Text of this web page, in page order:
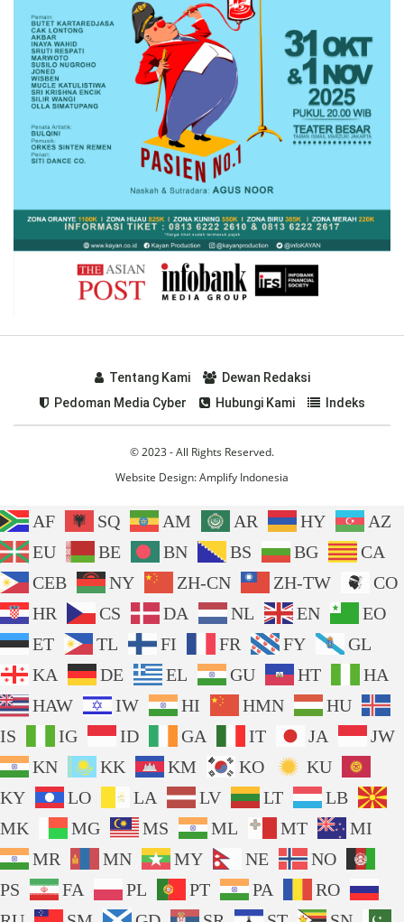
Tentang Kami
Dewan Redaksi
Pedoman Media Cyber
Hubungi Kami Indeks
© 2023 - All Rights Reserved.
Website Design:Amplify Indonesia
AF SQ AM AR HY
AZ
EU
BE BN BS BG
CA
CEB
NY ZH-CN ZH-TW
CO
HR
CS DA NL EN
EO
ET
TL FI FR FY
GL
KA
DE EL GU HT
HA
HAW
IW HI HMN
HU
IS
IG ID GA IT JA
JW
KN
KK KM KO
KU
KY
LO LA LV LT
LB
MK
MG MS ML MT
MI
MR
MN MY NE
NO
PS
FA PL PT PA
RO